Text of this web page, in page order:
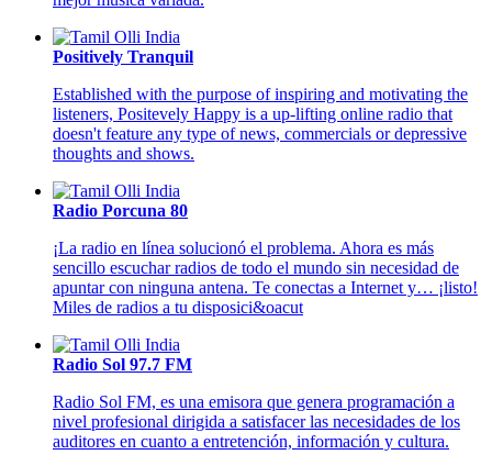
Positively Tranquil
Established with the purpose of inspiring and motivating the
listeners, Positevely Happy is a up-lifting online radio that
doesn't feature any type of news, commercials or depressive
thoughts and shows.
Radio Porcuna 80
¡La radio en línea solucionó el problema. Ahora es más
sencillo escuchar radios de todo el mundo sin necesidad de
apuntar con ninguna antena. Te conectas a Internet y… ¡listo!
Miles de radios a tu disposici&oacut
Radio Sol 97.7 FM
Radio Sol FM, es una emisora que genera programación a
nivel profesional dirigida a satisfacer las necesidades de los
auditores en cuanto a entretención, información y cultura.